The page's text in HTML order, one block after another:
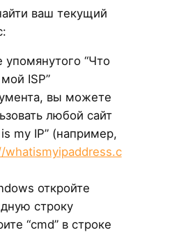
ваш текущий
упомянутого “Что
ISP”
вы можете
любой сайт
is my IP” (например,
whatismyipaddress.c
откройте
строку
“cmd” в строке